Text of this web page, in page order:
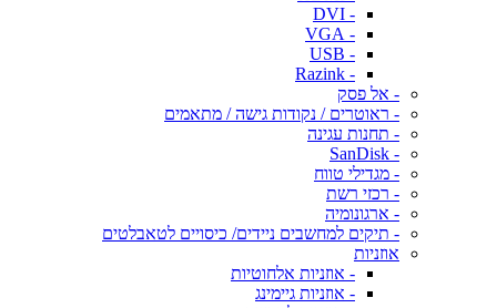
- DVI
- VGA
- USB
- Razink
- אל פסק
- ראוטרים / נקודות גישה / מתאמים
- תחנות עגינה
- SanDisk
- מגדילי טווח
- רכזי רשת
- ארגונומיה
- תיקים למחשבים ניידים/ כיסויים לטאבלטים
אוזניות
- אוזניות אלחוטיות
- אוזניות גיימינג